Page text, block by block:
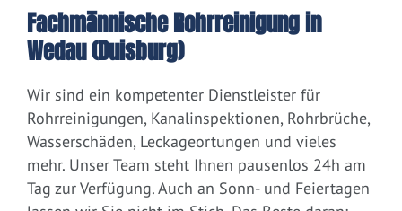
Fachmännische Rohrreinigung in
Wedau (Duisburg)
Wir sind ein kompetenter Dienstleister für
Rohrreinigungen, Kanalinspektionen, Rohrbrüche,
Wasserschäden, Leckageortungen und vieles
mehr. Unser Team steht Ihnen pausenlos 24h am
Tag zur Verfügung. Auch an Sonn- und Feiertagen